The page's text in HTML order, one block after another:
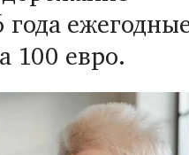
100 евро.